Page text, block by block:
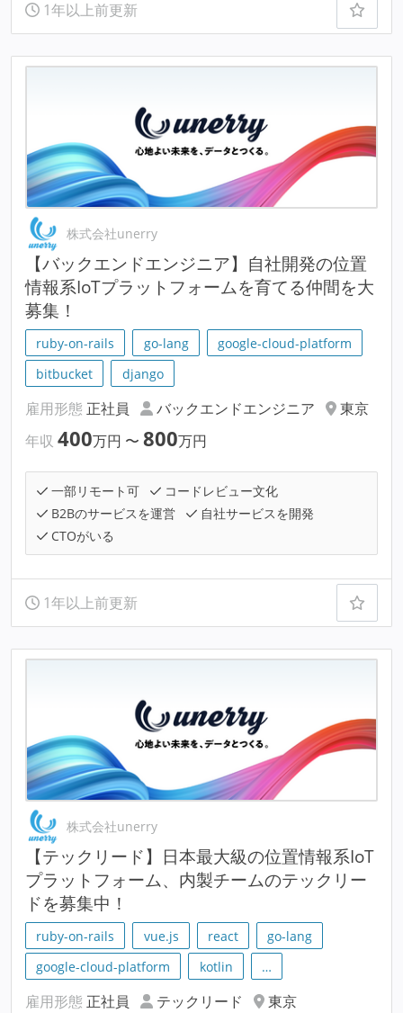
1年以上前更新
株式会社unerry
【バックエンドエンジニア】自社開発の位置
情報系IoTプラットフォームを育てる仲間を大
募集！
ruby-on-rails go-lang
google-cloud-platform
bitbucket
django
雇用形態 正社員 バックエンドエンジニア
東京
年収 400万円 〜 800万円
一部リモート可
コードレビュー文化
B2Bのサービスを運営
自社サービスを開発
CTOがいる
1年以上前更新
株式会社unerry
【テックリード】日本最大級の位置情報系IoT
プラットフォーム、内製チームのテックリー
ドを募集中！
ruby-on-rails vue.js react
go-lang
google-cloud-platform
kotlin …
雇用形態 正社員 テックリード
東京